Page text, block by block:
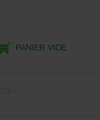
PANIER VIDE